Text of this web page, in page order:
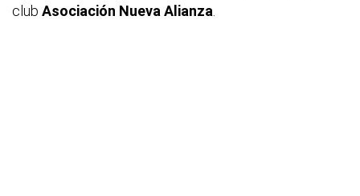
club Asociación Nueva Alianza